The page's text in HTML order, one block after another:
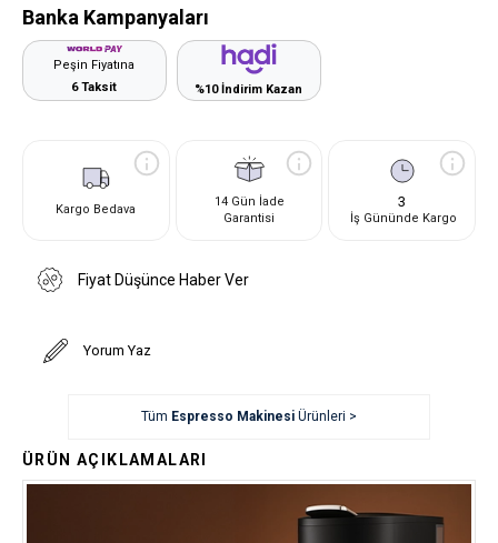
Banka Kampanyaları
Peşin Fiyatına
6 Taksit
%10 İndirim Kazan
Kargo Bedava
14 Gün İade
Garantisi
3
İş Gününde Kargo
Fiyat Düşünce Haber Ver
Yorum Yaz
Tüm Espresso MakinesiÜrünleri >
ÜRÜN AÇIKLAMALARI